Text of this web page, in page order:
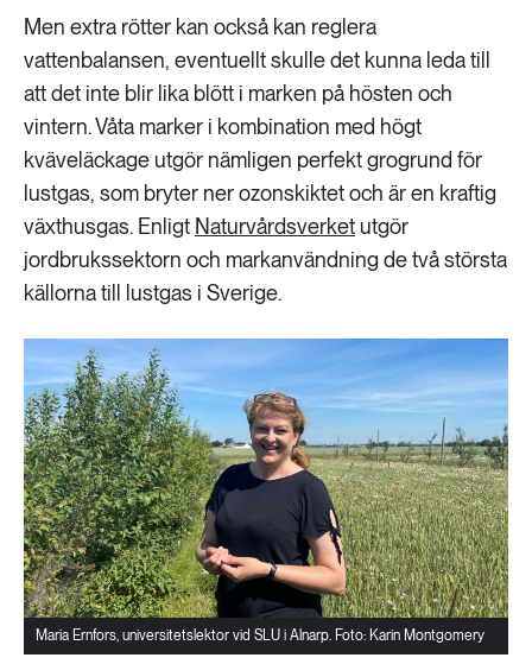
Men extra rötter kan också kan reglera
vattenbalansen, eventuellt skulle det kunna leda till
att det inte blir lika blött i marken på hösten och
vintern. Våta marker i kombination med högt
kväveläckage utgör nämligen perfekt grogrund för
lustgas, som bryter ner ozonskiktet och är en kraftig
växthusgas. Enligt Naturvårdsverket utgör
jordbrukssektorn och markanvändning de två största
källorna till lustgas i Sverige.
Maria Ernfors, universitetslektor vid SLU i Alnarp. Foto: Karin Montgomery